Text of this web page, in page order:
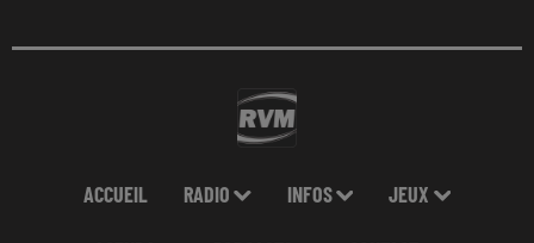
ACCUEIL RADIO INFOS JEUX